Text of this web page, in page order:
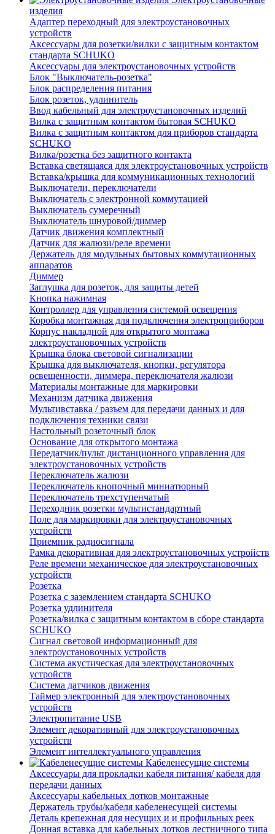
изделия
Адаптер переходный для электроустановочных
устройств
Аксессуары для розетки/вилки с защитным контактом
стандарта SCHUKO
Аксессуары для электроустановочных устройств
Блок "Выключатель-розетка"
Блок распределения питания
Блок розеток, удлинитель
Ввод кабельный для электроустановочных изделий
Вилка с защитным контактом бытовая SCHUKO
Вилка с защитным контактом для приборов стандарта
SCHUKO
Вилка/розетка без защитного контакта
Вставка светящаяся для электроустановочных устройств
Вставка/крышка для коммуникационных технологий
Выключатели, переключатели
Выключатель с электронной коммутацией
Выключатель сумеречный
Выключатель шнуровой/диммер
Датчик движения комплектный
Датчик для жалюзи/реле времени
Держатель для модульных бытовых коммутационных
аппаратов
Диммер
Заглушка для розеток, для защиты детей
Кнопка нажимная
Контроллер для управления системой освещения
Коробка монтажная для подключения электроприборов
Корпус накладной для открытого монтажа
электроустановочных устройств
Крышка блока световой сигнализации
Крышка для выключателя, кнопки, регулятора
освещенности, диммера, переключателя жалюзи
Материалы монтажные для маркировки
Механизм датчика движения
Мультивставка / разъем для передачи данных и для
подключения техники связи
Настольный розеточный блок
Основание для открытого монтажа
Передатчик/пульт дистанционного управления для
электроустановочных устройств
Переключатель жалюзи
Переключатель кнопочный миниатюрный
Переключатель трехступенчатый
Переходник розетки мультистандартный
Поле для маркировки для электроустановочных
устройств
Приемник радиосигнала
Рамка декоративная для электроустановочных устройств
Реле времени механическое для электроустановочных
устройств
Розетка
Розетка с заземлением стандарта SCHUKO
Розетка удлинителя
Розетка/вилка с защитным контактом в сборе стандарта
SCHUKO
Сигнал световой информационный для
электроустановочных устройств
Система акустическая для электроустановочных
устройств
Система датчиков движения
Таймер электронный для электроустановочных
устройств
Электропитание USB
Элемент декоративный для электроустановочных
устройств
Элемент интеллектуального управления
Кабеленесущие системы
Аксессуары для прокладки кабеля питания/ кабеля для
передачи данных
Аксессуары кабельных лотков монтажные
Держатель трубы/кабеля кабеленесущей системы
Деталь крепежная для несущих и и профильных реек
Донная вставка для кабельных лотков лестничного типа